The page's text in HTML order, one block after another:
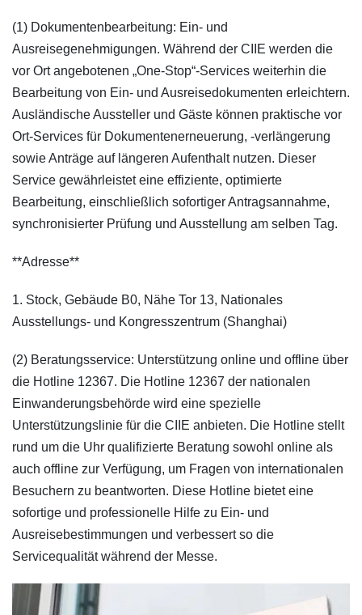
(1) Dokumentenbearbeitung: Ein- und
Ausreisegenehmigungen. Während der CIIE werden die
vor Ort angebotenen „One-Stop“-Services weiterhin die
Bearbeitung von Ein- und Ausreisedokumenten erleichtern.
Ausländische Aussteller und Gäste können praktische vor
Ort-Services für Dokumentenerneuerung, -verlängerung
sowie Anträge auf längeren Aufenthalt nutzen. Dieser
Service gewährleistet eine effiziente, optimierte
Bearbeitung, einschließlich sofortiger Antragsannahme,
synchronisierter Prüfung und Ausstellung am selben Tag.
**Adresse**
1. Stock, Gebäude B0, Nähe Tor 13, Nationales
Ausstellungs- und Kongresszentrum (Shanghai)
(2) Beratungsservice: Unterstützung online und offline über
die Hotline 12367. Die Hotline 12367 der nationalen
Einwanderungsbehörde wird eine spezielle
Unterstützungslinie für die CIIE anbieten. Die Hotline stellt
rund um die Uhr qualifizierte Beratung sowohl online als
auch offline zur Verfügung, um Fragen von internationalen
Besuchern zu beantworten. Diese Hotline bietet eine
sofortige und professionelle Hilfe zu Ein- und
Ausreisebestimmungen und verbessert so die
Servicequalität während der Messe.